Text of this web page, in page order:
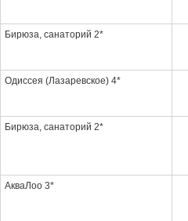
Бирюза, санаторий 2*
Одиссея (Лазаревское) 4*
Бирюза, санаторий 2*
АкваЛоо 3*